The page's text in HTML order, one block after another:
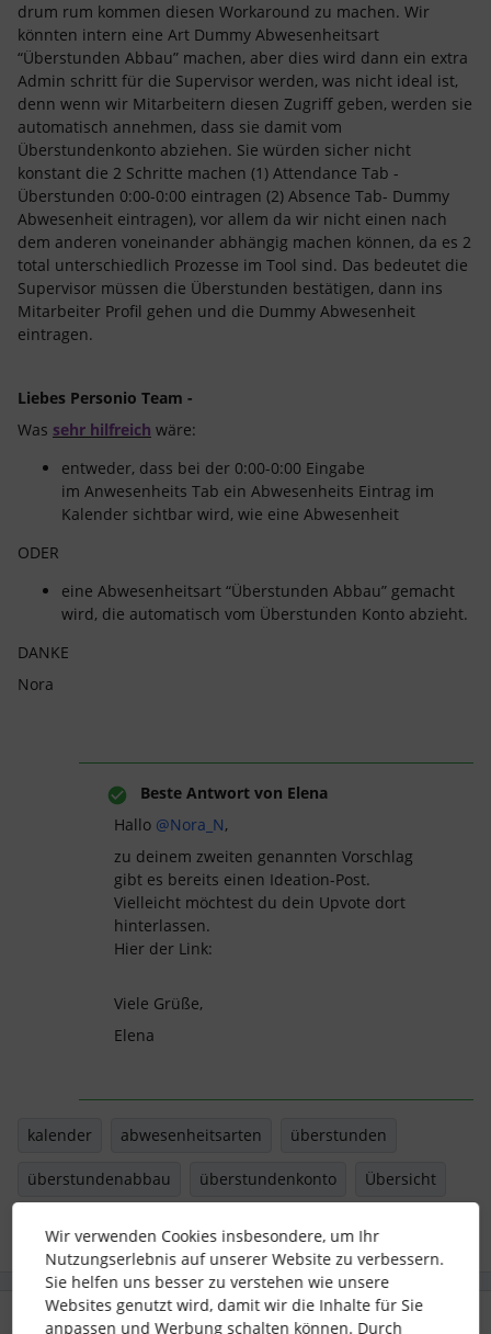
drum rum kommen diesen Workaround zu machen. Wir
könnten intern eine Art Dummy Abwesenheitsart
“Überstunden Abbau” machen, aber dies wird dann ein extra
Admin schritt für die Supervisor werden, was nicht ideal ist,
denn wenn wir Mitarbeitern diesen Zugriff geben, werden sie
automatisch annehmen, dass sie damit vom
Überstundenkonto abziehen. Sie würden sicher nicht
konstant die 2 Schritte machen (1) Attendance Tab -
Überstunden 0:00-0:00 eintragen (2) Absence Tab- Dummy
Abwesenheit eintragen), vor allem da wir nicht einen nach
dem anderen voneinander abhängig machen können, da es 2
total unterschiedlich Prozesse im Tool sind. Das bedeutet die
Supervisor müssen die Überstunden bestätigen, dann ins
Mitarbeiter Profil gehen und die Dummy Abwesenheit
eintragen.
Liebes Personio Team -
Was sehr hilfreich wäre:
entweder, dass bei der 0:00-0:00 Eingabe
im Anwesenheits Tab ein Abwesenheits Eintrag im
Kalender sichtbar wird, wie eine Abwesenheit
ODER
eine Abwesenheitsart “Überstunden Abbau” gemacht
wird, die automatisch vom Überstunden Konto abzieht.
DANKE
Nora
Beste Antwort von Elena
Hallo @Nora_N,
zu deinem zweiten genannten Vorschlag
gibt es bereits einen Ideation-Post.
Vielleicht möchtest du dein Upvote dort
hinterlassen.
Hier der Link:
Viele Grüße,
Elena
kalender abwesenheitsarten überstunden
überstundenabbau überstundenkonto Übersicht
Älteste zuerst
Wir verwenden Cookies insbesondere, um Ihr
Nutzungserlebnis auf unserer Website zu verbessern.
Sie helfen uns besser zu verstehen wie unsere
Websites genutzt wird, damit wir die Inhalte für Sie
anpassen und Werbung schalten können. Durch